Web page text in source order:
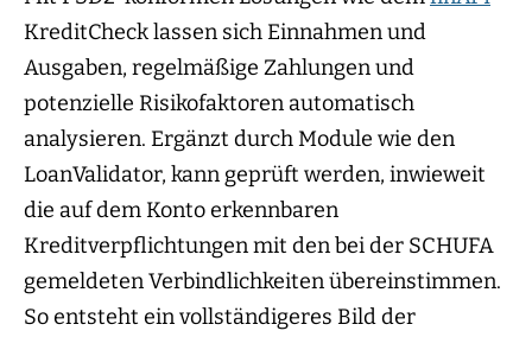
KreditCheck lassen sich Einnahmen und
Ausgaben, regelmäßige Zahlungen und
potenzielle Risikofaktoren automatisch
analysieren. Ergänzt durch Module wie den
LoanValidator, kann geprüft werden, inwieweit
die auf dem Konto erkennbaren
Kreditverpflichtungen mit den bei der SCHUFA
gemeldeten Verbindlichkeiten übereinstimmen.
So entsteht ein vollständigeres Bild der